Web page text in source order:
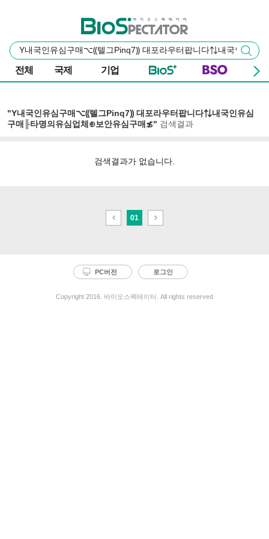
바이오스펙테이터
통
합
검
색
검색
전체 국제 기업
"Y내국인유심구매⌥⸨텔그Pinq7⸩ 대포라우터팝니다⇅내국인유심
구매╟타명의유심업체⊕보안유심구매≴" 검색결과
검색결과가 없습니다.
이
전
01
다
음
PC버전 로그인
Copyright 2016. 바이오스펙테이터. All rights reserved